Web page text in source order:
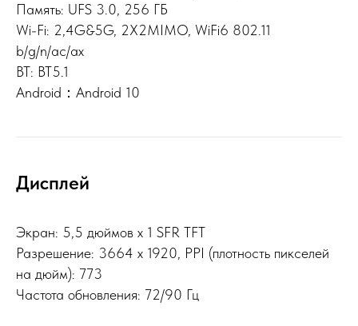
Память: UFS 3.0, 256 ГБ
Wi-Fi: 2,4G&5G, 2X2MIMO, WiFi6 802.11
b/g/n/ac/ax
BT: BT5.1
Android：Android 10
Дисплей
Экран: 5,5 дюймов x 1 SFR TFT
Разрешение: 3664 x 1920, PPI (плотность пикселей
на дюйм): 773
Частота обновления: 72/90 Гц